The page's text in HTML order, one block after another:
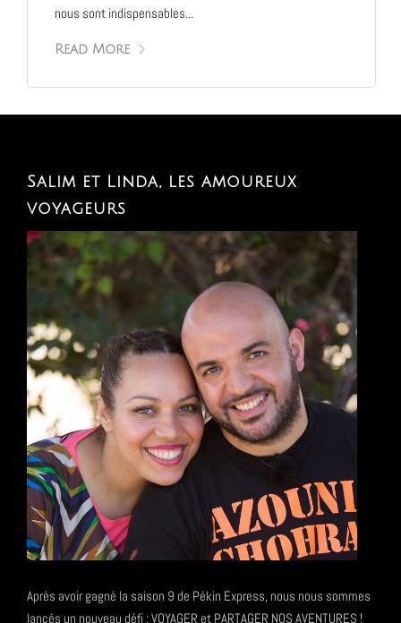
nous sont indispensables...
Read More
Salim et Linda, les amoureux
voyageurs
Après avoir gagné la saison 9 de Pékin Express, nous nous sommes
lancés un nouveau défi : VOYAGER et PARTAGER NOS AVENTURES !